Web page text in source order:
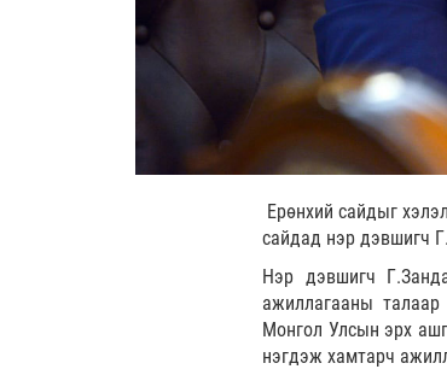
Ерөнхий сайдыг
сайдад нэр дэвшигч
Нэр дэвшигч
ажиллагааны
Монгол Улсын эрх
нэгдэж хамтарч